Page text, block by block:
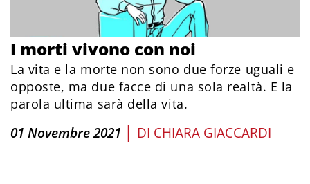
I morti vivono con noi
La vita e la morte non sono due forze uguali e
opposte, ma due facce di una sola realtà. E la
parola ultima sarà della vita.
01 Novembre 2021 | DI CHIARA GIACCARDI